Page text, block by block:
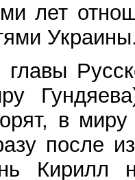
лет
главы
в
после
Кирилл